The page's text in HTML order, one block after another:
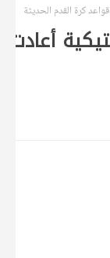
كرة القدم الحديثة
أعادت